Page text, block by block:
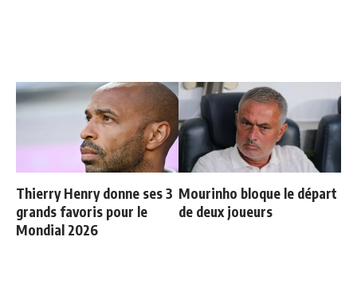
Thierry Henry donne ses 3
grands favoris pour le
Mondial 2026
Mourinho bloque le départ
de deux joueurs